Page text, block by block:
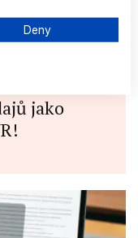
jako
and send to the
to this
Deny